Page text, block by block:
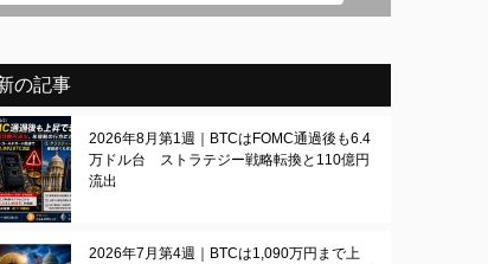
の記事
2026年8月第1週｜BTCはFOMC通過後も6.4
万ドル台 ストラテジー戦略転換と110億円
流出
2026年7月第4週｜BTCは1,090万円まで上